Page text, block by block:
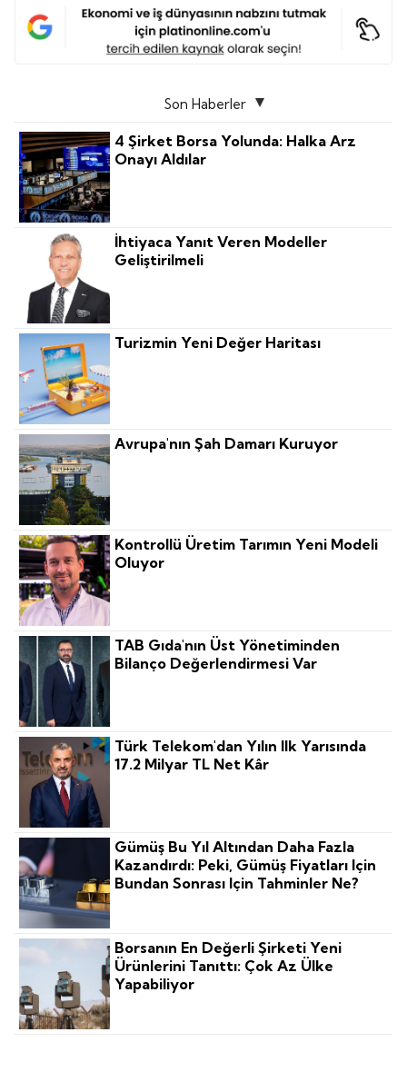
Son Haberler
4 Şirket Borsa Yolunda: Halka Arz
Onayı Aldılar
İhtiyaca Yanıt Veren Modeller
Geliştirilmeli
Turizmin Yeni Değer Haritası
Avrupa'nın Şah Damarı Kuruyor
Kontrollü Üretim Tarımın Yeni Modeli
Oluyor
TAB Gıda'nın Üst Yönetiminden
Bilanço Değerlendirmesi Var
Türk Telekom'dan Yılın Ilk Yarısında
17.2 Milyar TL Net Kâr
Gümüş Bu Yıl Altından Daha Fazla
Kazandırdı: Peki, Gümüş Fiyatları Için
Bundan Sonrası Için Tahminler Ne?
Borsanın En Değerli Şirketi Yeni
Ürünlerini Tanıttı: Çok Az Ülke
Yapabiliyor